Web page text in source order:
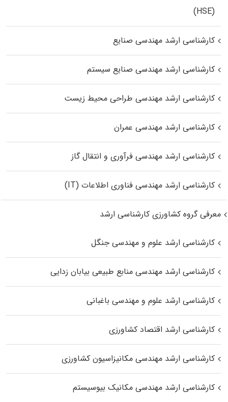
(HSE)
کارشناسی ارشد مهندسی صنایع
کارشناسی ارشد مهندسی صنایع سیستم
کارشناسی ارشد مهندسی طراحی محیط زیست
کارشناسی ارشد مهندسی عمران
کارشناسی ارشد مهندسی فرآوری و انتقال گاز
کارشناسی ارشد مهندسی فناوری اطلاعات (IT)
معرفی گروه کشاورزی کارشناسی ارشد
کارشناسی ارشد علوم و مهندسی جنگل
کارشناسی ارشد مهندسی منابع طبیعی بیابان زدایی
کارشناسی ارشد علوم و مهندسی باغبانی
کارشناسی ارشد اقتصاد کشاورزی
کارشناسی ارشد مهندسی مکانیزاسیون کشاورزی
کارشناسی ارشد مهندسی مکانیک بیوسیستم